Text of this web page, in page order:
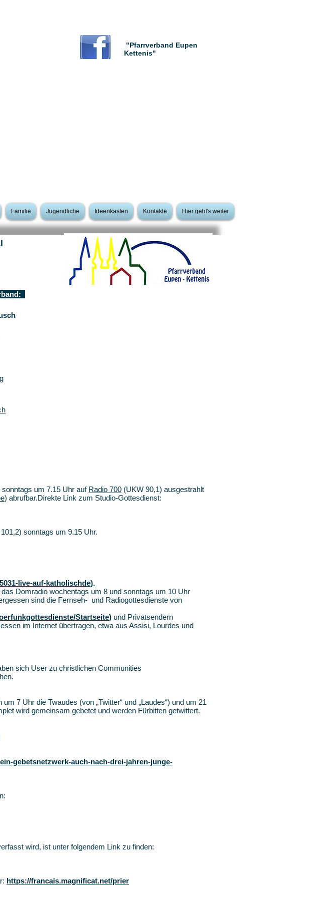
"Pfarrverband Eupen
Kettenis"
Familie Jugendliche Ideenkasten Kontakte Hier geht's weiter
um 7.15 Uhr auf Radio 700 (UKW 90,1) ausgestrahlt
) abrufbar.Direkte Link zum Studio-Gottesdienst:
sonntags um 9.15 Uhr.
live-auf-katholischde).
Domradio wochentags um 8 und sonntags um 10 Uhr
sind die Fernseh- und Radiogottesdienste von
Startseite) und Privatsendern
im Internet übertragen, etwa aus Assisi, Lourdes und
sich User zu christlichen Communities
7 Uhr die Twaudes (von „Twitter“ und „Laudes“) und um 21
wird gemeinsam gebetet und werden Fürbitten getwittert.
gebetsnetzwerk-auch-nach-drei-jahren-junge-
wird, ist unter folgendem Link zu finden:
https://francais.magnificat.net/prier